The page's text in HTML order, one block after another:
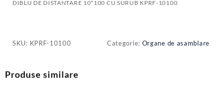
DIBLU DE DISTANTARE 10*100 CU SURUB KPRF-10100
SKU: KPRF-10100 Categorie: Organe de asamblare
Produse similare